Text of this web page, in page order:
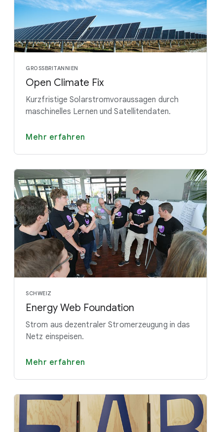
GROSSBRITANNIEN
Open Climate Fix
Kurzfristige Solarstromvoraussagen durch
maschinelles Lernen und Satellitendaten.
Mehr erfahren
SCHWEIZ
Energy Web Foundation
Strom aus dezentraler Stromerzeugung in das
Netz einspeisen.
Mehr erfahren